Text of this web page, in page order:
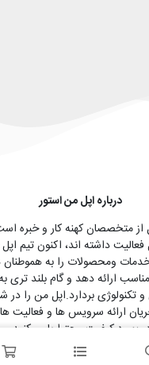
درباره اپل من استور
متخصصان کهنه کار و خبره
داشته اند، اکنون تیم
ومحصولات را به هموطنان
ارائه دهد و گام بلند تری
و تکنولوژی بردارد.اپل من را در
ارائه سرویس ها و فعالیت
در بهبود کیفیت محتوا یاری کنید.